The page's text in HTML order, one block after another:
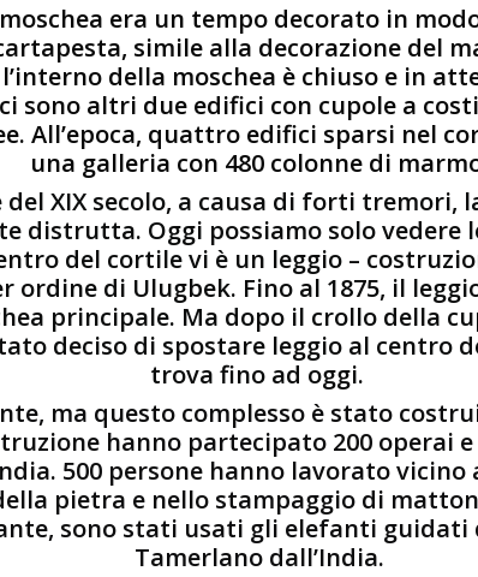
era un tempo decorato in
simile alla decorazione del
della moschea è chiuso e in
sono altri due edifici con cupole a
All’epoca, quattro edifici sparsi nel
una galleria con 480 colonne di
del XIX secolo, a causa di forti tremori,
distrutta. Oggi possiamo solo vedere
del cortile vi è un leggio –
ordine di Ulugbek. Fino al 1875, il
principale. Ma dopo il crollo della
deciso di spostare leggio al centro
trova fino ad oggi.
ma questo complesso è stato
hanno partecipato 200 operai
500 persone hanno lavorato vicino
pietra e nello stampaggio di
sono stati usati gli elefanti guidati
Tamerlano dall’India.